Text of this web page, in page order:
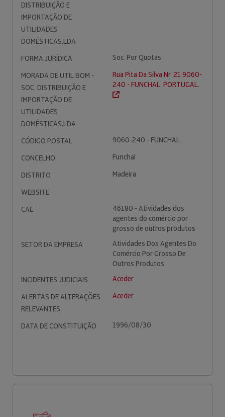
DISTRIBUIÇÃO E
IMPORTAÇÃO DE
UTILIDADES
DOMÉSTICAS,LDA
FORMA JURÍDICA
Soc. Por Quotas
MORADA DE UTIL BOM -
SOC. DISTRIBUIÇÃO E
IMPORTAÇÃO DE
UTILIDADES
DOMÉSTICAS,LDA
Rua Pita Da Silva Nr. 21 9060-
240 - FUNCHAL. PORTUGAL.
CÓDIGO POSTAL
9060-240 - FUNCHAL
CONCELHO
Funchal
DISTRITO
Madeira
WEBSITE
CAE
46180 - Atividades dos
agentes do comércio por
grosso de outros produtos
SETOR DA EMPRESA
Atividades Dos Agentes Do
Comércio Por Grosso De
Outros Produtos
INCIDENTES JUDICIAIS
Aceder
ALERTAS DE ALTERAÇÕES
RELEVANTES
Aceder
DATA DE CONSTITUIÇÃO 1996/08/30